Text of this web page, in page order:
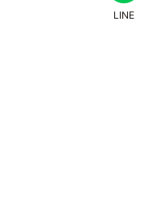
LINE